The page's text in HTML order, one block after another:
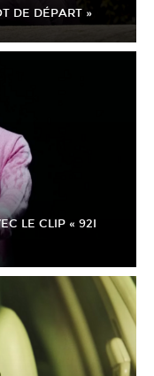
DE DÉPART »
LE CLIP « 92I